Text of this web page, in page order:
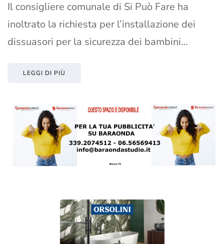
Il consigliere comunale di Si Può Fare ha
inoltrato la richiesta per l’installazione dei
dissuasori per la sicurezza dei bambini…
LEGGI DI PIÙ